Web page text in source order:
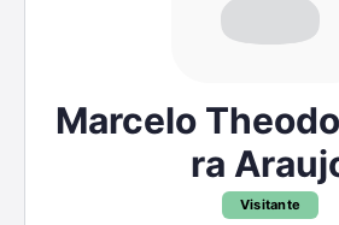
Marcelo
ra
Visitante